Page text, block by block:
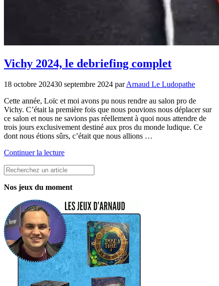
Vichy 2024, le debriefing complet
18 octobre 202430 septembre 2024 parArnaud Le Ludopathe
Cette année, Loïc et moi avons pu nous rendre au salon pro de
Vichy. C’était la première fois que nous pouvions nous déplacer sur
ce salon et nous ne savions pas réellement à quoi nous attendre de
trois jours exclusivement destiné aux pros du monde ludique. Ce
dont nous étions sûrs, c’était que nous allions …
Continuer la lecture
Rechercher
Nos jeux du moment